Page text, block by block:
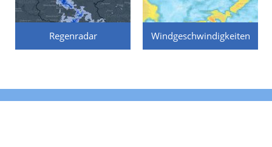
Regenradar Windgeschwindigkeiten